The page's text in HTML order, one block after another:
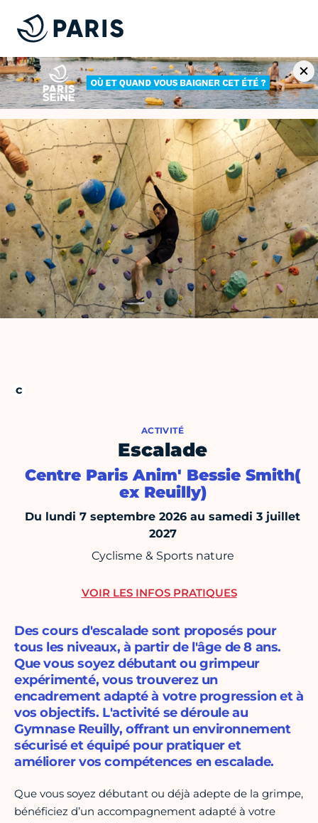
ACTIVITÉ
Escalade
Centre Paris Anim' Bessie Smith(
ex Reuilly)
Du lundi 7 septembre 2026 au samedi 3 juillet
2027
Cyclisme & Sports nature
Des cours d'escalade sont proposés pour
tous les niveaux, à partir de l'âge de 8 ans.
Que vous soyez débutant ou grimpeur
expérimenté, vous trouverez un
encadrement adapté à votre progression et à
vos objectifs. L'activité se déroule au
Gymnase Reuilly, offrant un environnement
sécurisé et équipé pour pratiquer et
améliorer vos compétences en escalade.
Que vous soyez débutant ou déjà adepte de la grimpe,
bénéficiez d’un accompagnement adapté à votre
VOIR LES INFOS PRATIQUES